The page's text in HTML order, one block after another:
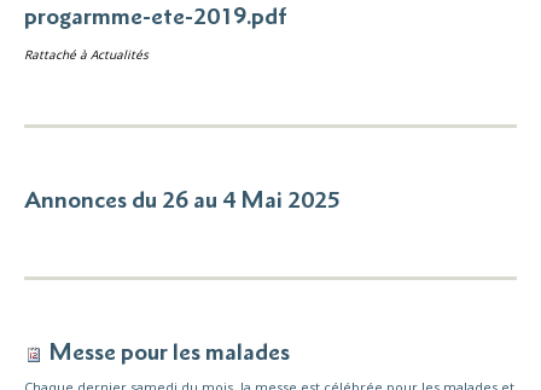
progarmme-ete-2019.pdf
Rattaché à Actualités
Annonces du 26 au 4 Mai 2025
Messe pour les malades